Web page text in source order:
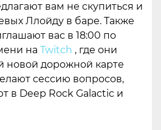
вам не скупиться и
Ллойду в баре. Также
вас в 18:00 по
на Twitch , где они
новой дорожной карте
сессию вопросов,
в Deep Rock Galactic и